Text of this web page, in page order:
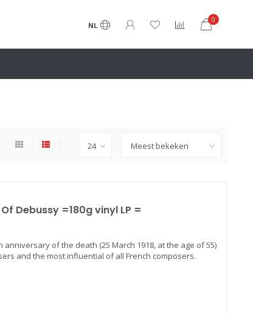
NL
0
Debussy =180g vinyl LP =
anniversary of the death (25 March 1918, at the age of 55)
and the most influential of all French composers.